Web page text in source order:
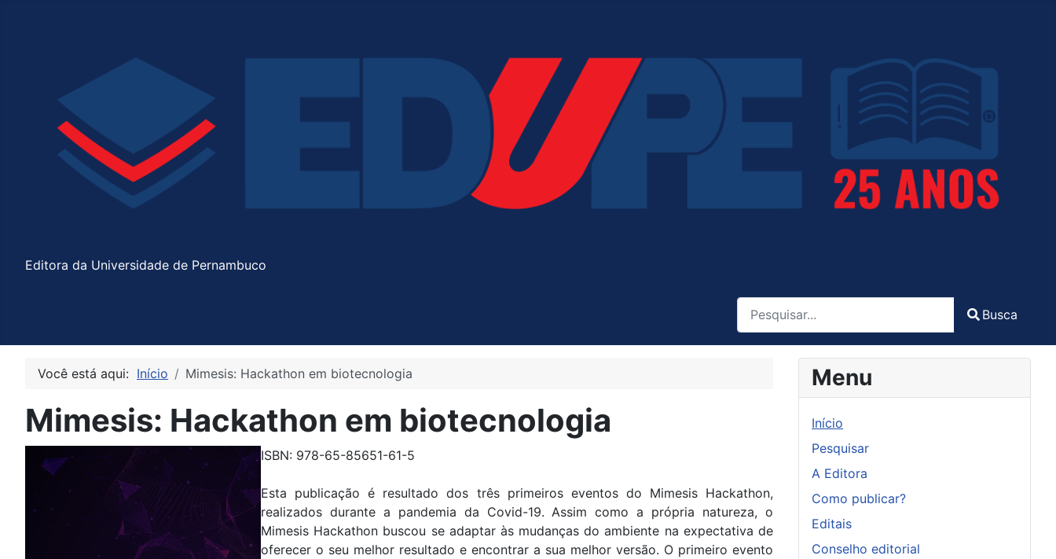
Editora da Universidade de Pernambuco
Pesquisa
Busca
Você está aqui: Início Mimesis: Hackathon em biotecnologia
Mimesis: Hackathon em biotecnologia
ISBN: 978-65-85651-61-5
Esta publicação é resultado dos três primeiros eventos do Mimesis Hackathon,
realizados durante a pandemia da Covid-19. Assim como a própria natureza, o
Mimesis Hackathon buscou se adaptar às mudanças do ambiente na expectativa de
oferecer o seu melhor resultado e encontrar a sua melhor versão. O primeiro evento
Menu
Início
Pesquisar
A Editora
Como publicar?
Editais
Conselho editorial